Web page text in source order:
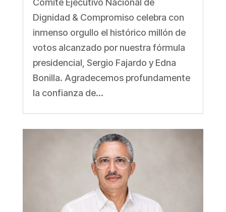
Dignidad & Compromiso celebra con
inmenso orgullo el histórico millón de
votos alcanzado por nuestra fórmula
presidencial, Sergio Fajardo y Edna
Bonilla. Agradecemos profundamente
la confianza de...